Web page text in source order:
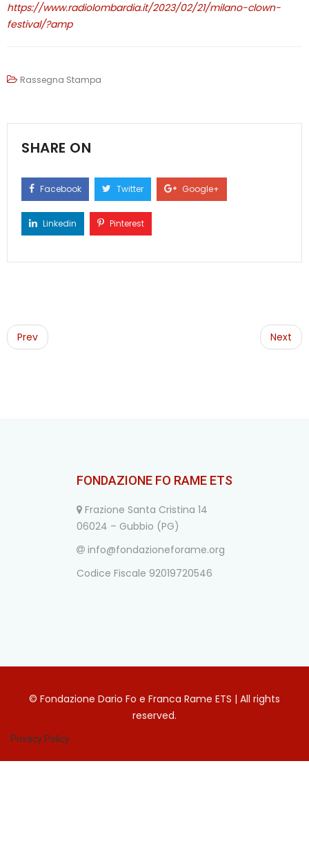
https://www.radiolombardia.it/2023/02/21/milano-clown-
festival/?amp
Rassegna Stampa
SHARE ON
Facebook Twitter Google+
Linkedin Pinterest
Post
navigation
Prev Next
FONDAZIONE FO RAME ETS
Frazione Santa Cristina 14
06024 – Gubbio (PG)
info@fondazioneforame.org
Codice Fiscale 92019720546
© Fondazione Dario Fo e Franca Rame ETS | All rights
reserved.
Privacy Policy